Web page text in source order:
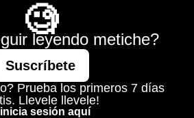
🧐
leyendo metiche?
Suscríbete
Prueba los primeros 7 días
Llevele llevele!
sesión aquí